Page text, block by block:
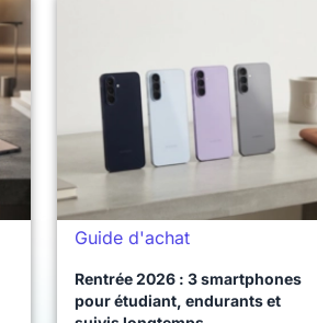
Guide d'achat
Rentrée 2026 : 3 smartphones
pour étudiant, endurants et